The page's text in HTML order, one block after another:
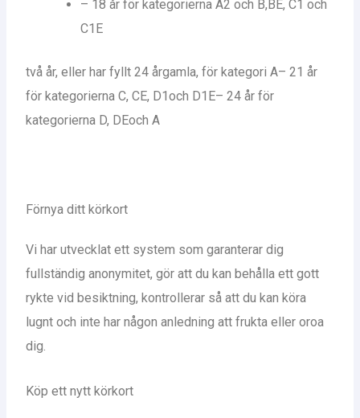
– 18 år för kategorierna A2 och B,BE, C1 och
C1E
två år, eller har fyllt 24 årgamla, för kategori A– 21 år
för kategorierna C, CE, D1och D1E– 24 år för
kategorierna D, DEoch A
Förnya ditt körkort
Vi har utvecklat ett system som garanterar dig
fullständig anonymitet, gör att du kan behålla ett gott
rykte vid besiktning, kontrollerar så att du kan köra
lugnt och inte har någon anledning att frukta eller oroa
dig.
Köp ett nytt körkort